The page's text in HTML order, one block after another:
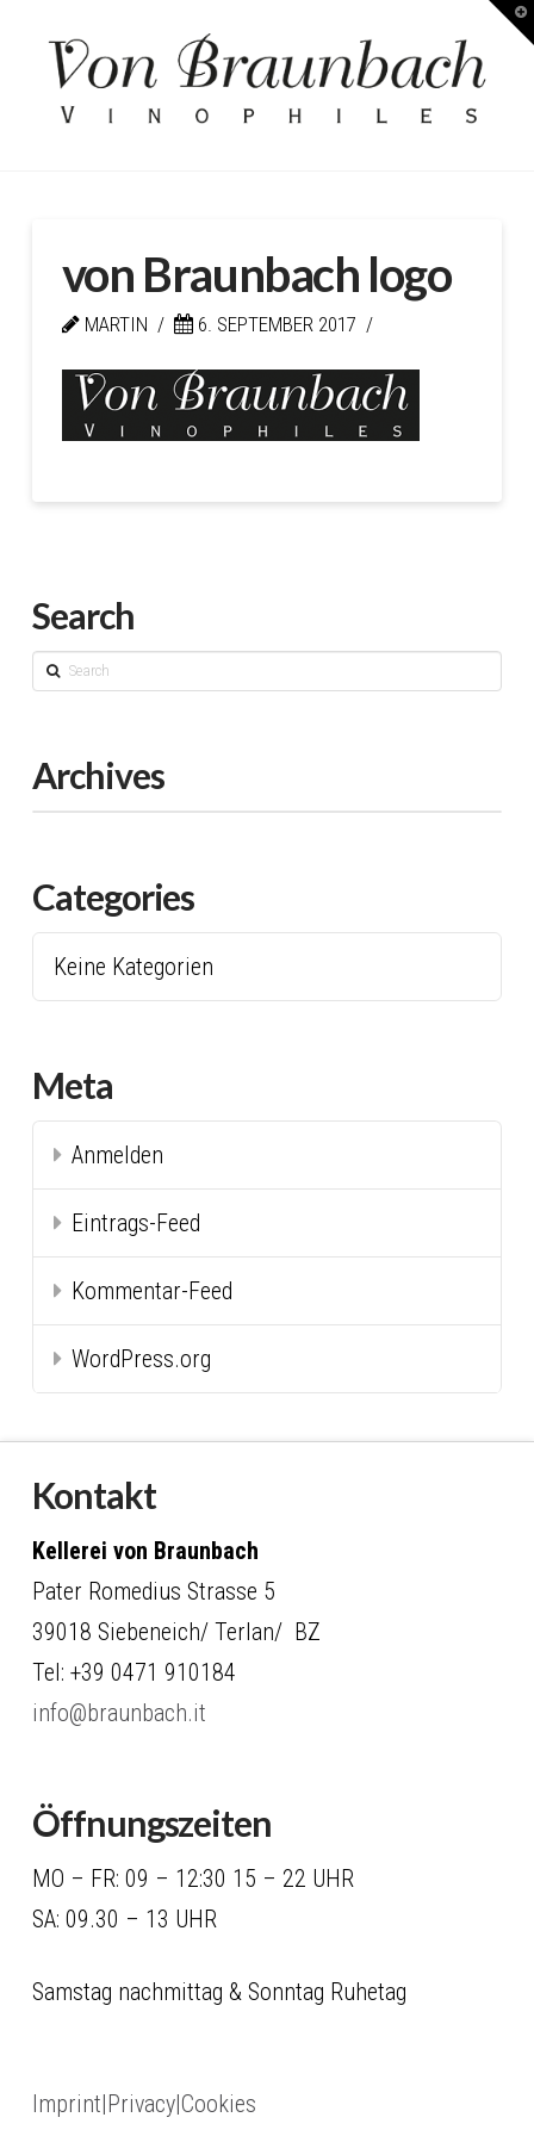
Kellerei
Braunbach
von Braunbach logo
MARTIN 6. SEPTEMBER 2017
Search
Search
Archives
Categories
Keine Kategorien
Meta
Anmelden
Eintrags-Feed
Kommentar-Feed
WordPress.org
Kontakt
Kellerei von Braunbach
Pater Romedius Strasse 5
39018 Siebeneich/ Terlan/ BZ
Tel: +39 0471 910184
info@braunbach.it
Öffnungszeiten
MO – FR: 09 – 12:30 15 – 22 UHR
SA: 09.30 – 13 UHR
Samstag nachmittag & Sonntag Ruhetag
Imprint|Privacy|Cookies